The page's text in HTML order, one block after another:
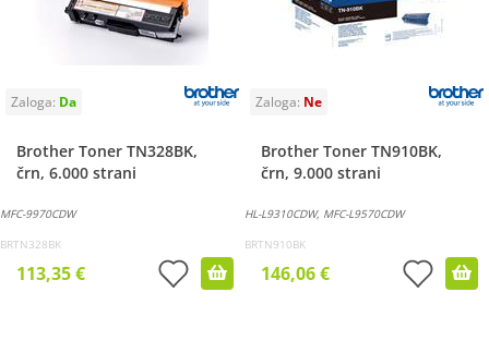
Brother Toner TN328BK,
črn, 6.000 strani
MFC-9970CDW
BRTN328BK
113,35 €
Brother Toner TN910BK,
črn, 9.000 strani
HL-L9310CDW, MFC-L9570CDW
BRTN910BK
146,06 €